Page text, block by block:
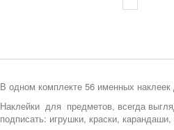
В одном комплекте 56 именных
Наклейки для предметов, всегда
подписать: игрушки, краски,